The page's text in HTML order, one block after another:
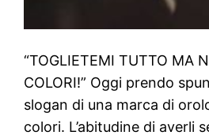
“TOGLIETEMI TUTTO MA
COLORI!” Oggi prendo
slogan di una marca di
colori. L’abitudine di averli